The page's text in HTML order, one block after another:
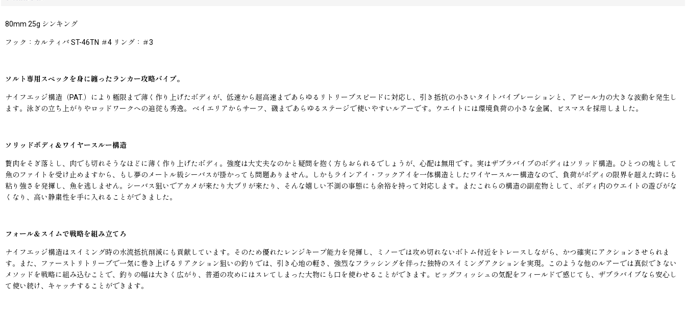
80mm 25g シンキング
フック：カルティバ ST-46TN ＃4 リング：＃3
ソルト専用スペックを身に纏ったランカー攻略バイブ。
ナイフエッジ構造（PAT.）により極限まで薄く作り上げたボディが、低速から超高速まであらゆるリトリーブスピードに対応し、引き抵抗の小さいタイトバイブレーションと、アピール力の大きな波動を発生し
ます。泳ぎの立ち上がりやロッドワークへの追従も秀逸。 ベイエリアからサーフ、磯まであらゆるステージで使いやすいルアーです。ウエイトには環境負荷の小さな金属、ビスマスを採用しました。
ソリッドボディ＆ワイヤースルー構造
贅肉をそぎ落とし、肉でも切れそうなほどに薄く作り上げたボディ。強度は大丈夫なのかと疑問を抱く方もおられるでしょうが、心配は無用です。実はザブラバイブのボディはソリッド構造。ひとつの塊として
魚のファイトを受け止めますから、もし夢のメートル級シーバスが掛かっても問題ありません。しかもラインアイ・フックアイを一体構造としたワイヤースルー構造なので、負荷がボディの限界を超えた時にも
粘り強さを発揮し、魚を逃しません。シーバス狙いでアカメが来たり大ブリが来たり、そんな嬉しい不測の事態にも余裕を持って対応します。またこれらの構造の副産物として、ボディ内のウエイトの遊びがな
くなり、高い静粛性を手に入れることができました。
フォール＆スイムで戦略を組み立てろ
ナイフエッジ構造はスイミング時の水流抵抗削減にも貢献しています。そのため優れたレンジキープ能力を発揮し、ミノーでは攻め切れないボトム付近をトレースしながら、かつ確実にアクションさせられま
す。また、ファーストリトリーブで一気に巻き上げるリアクション狙いの釣りでは、引き心地の軽さ、強烈なフラッシングを伴った独特のスイミングアクションを実現。このような他のルアーでは真似できない
メソッドを戦略に組み込むことで、釣りの幅は大きく広がり、普通の攻めにはスレてしまった大物にも口を使わせることができます。ビッグフィッシュの気配をフィールドで感じても、ザブラバイブなら安心し
て使い続け、キャッチすることができます。